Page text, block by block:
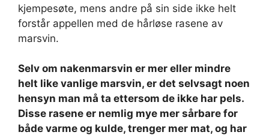
kjempesøte, mens andre på sin side ikke helt
forstår appellen med de hårløse rasene av
marsvin.
Selv om nakenmarsvin er mer eller mindre
helt like vanlige marsvin, er det selvsagt noen
hensyn man må ta ettersom de ikke har pels.
Disse rasene er nemlig mye mer sårbare for
både varme og kulde, trenger mer mat, og har